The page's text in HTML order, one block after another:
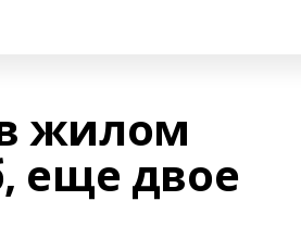
жилом
еще двое